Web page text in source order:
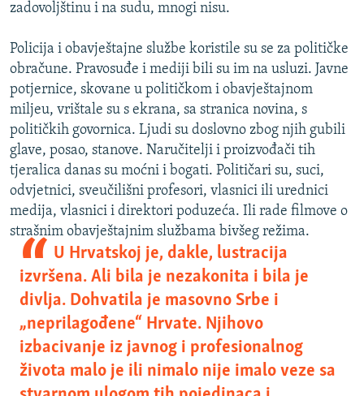
zadovoljštinu i na sudu, mnogi nisu.
Policija i obavještajne službe koristile su se za političke
obračune. Pravosuđe i mediji bili su im na usluzi. Javne
potjernice, skovane u političkom i obavještajnom
miljeu, vrištale su s ekrana, sa stranica novina, s
političkih govornica. Ljudi su doslovno zbog njih gubili
glave, posao, stanove. Naručitelji i proizvođači tih
tjeralica danas su moćni i bogati. Političari su, suci,
odvjetnici, sveučilišni profesori, vlasnici ili urednici
medija, vlasnici i direktori poduzeća. Ili rade filmove o
strašnim obavještajnim službama bivšeg režima.
U Hrvatskoj je, dakle, lustracija
izvršena. Ali bila je nezakonita i bila je
divlja. Dohvatila je masovno Srbe i
„neprilagođene“ Hrvate. Njihovo
izbacivanje iz javnog i profesionalnog
života malo je ili nimalo nije imalo veze sa